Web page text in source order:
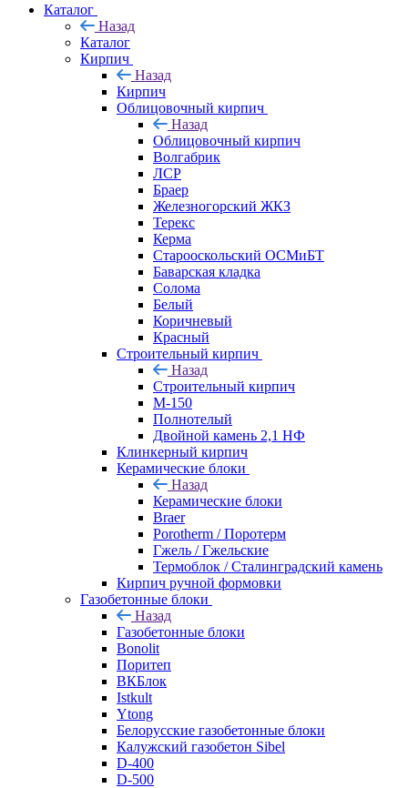
Каталог
Назад
Каталог
Кирпич
Назад
Кирпич
Облицовочный кирпич
Назад
Облицовочный кирпич
Волгабрик
ЛСР
Браер
Железногорский ЖКЗ
Терекс
Керма
Старооскольский ОСМиБТ
Баварская кладка
Солома
Белый
Коричневый
Красный
Строительный кирпич
Назад
Строительный кирпич
М-150
Полнотелый
Двойной камень 2,1 НФ
Клинкерный кирпич
Керамические блоки
Назад
Керамические блоки
Braer
Porotherm / Поротерм
Гжель / Гжельские
Термоблок / Сталинградский камень
Кирпич ручной формовки
Газобетонные блоки
Назад
Газобетонные блоки
Bonolit
Поритеп
ВКБлок
Istkult
Ytong
Белорусские газобетонные блоки
Калужский газобетон Sibel
D-400
D-500